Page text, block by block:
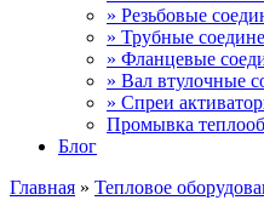
» Резьбовые
» Трубные
» Фланцевые
» Вал втулочные
» Спреи
Промывка
Блог
Главная » Тепловое